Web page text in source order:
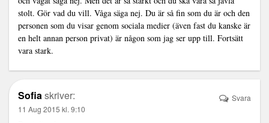
stolt. Gör vad du vill. Våga säga nej. Du är så fin som du är och den
personen som du visar genom sociala medier (även fast du kanske är
en helt annan person privat) är någon som jag ser upp till. Fortsätt
vara stark.
Sofiaskriver:
11 Aug 2015 kl. 9:10
Svara